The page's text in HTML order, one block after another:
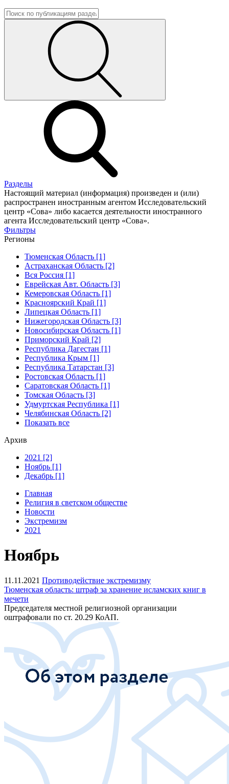
Разделы
Настоящий материал (информация) произведен и (или)
распространен иностранным агентом Исследовательский
центр «Сова» либо касается деятельности иностранного
агента Исследовательский центр «Сова».
Фильтры
Регионы
Тюменская Область [1]
Астраханская Область [2]
Вся Россия [1]
Еврейская Авт. Область [3]
Кемеровская Область [1]
Красноярский Край [1]
Липецкая Область [1]
Нижегородская Область [3]
Новосибирская Область [1]
Приморский Край [2]
Республика Дагестан [1]
Республика Крым [1]
Республика Татарстан [3]
Ростовская Область [1]
Саратовская Область [1]
Томская Область [3]
Удмуртская Республика [1]
Челябинская Область [2]
Показать все
Архив
2021 [2]
Ноябрь [1]
Декабрь [1]
Главная
Религия в светском обществе
Новости
Экстремизм
2021
Ноябрь
11.11.2021 Противодействие экстремизму
Тюменская область: штраф за хранение исламских книг в
мечети
Председателя местной религиозной организации
оштрафовали по ст. 20.29 КоАП.